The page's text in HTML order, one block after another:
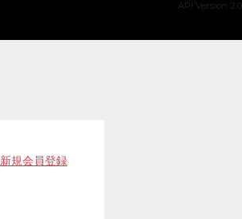
API Version 2.0
新規会員登録